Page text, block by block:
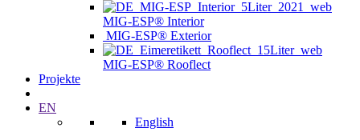
MIG-ESP® Interior
MIG-ESP® Exterior
MIG-ESP® Rooflect
Projekte
EN
English